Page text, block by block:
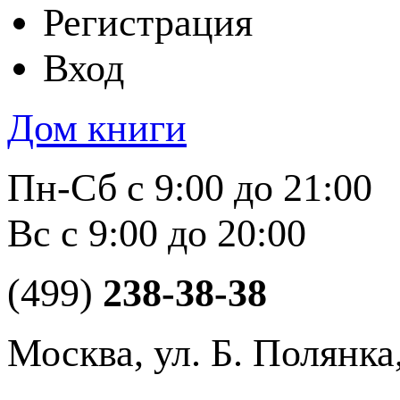
Регистрация
Вход
Дом книги
Пн-Сб с 9:00 до 21:00
Вс с 9:00 до 20:00
(499) 238-38-38
Москва, ул. Б.